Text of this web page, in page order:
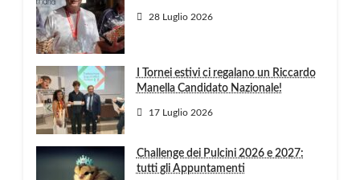
28 Luglio 2026
I Tornei estivi ci regalano un Riccardo
Manella Candidato Nazionale!
17 Luglio 2026
Challenge dei Pulcini 2026 e 2027:
tutti gli Appuntamenti